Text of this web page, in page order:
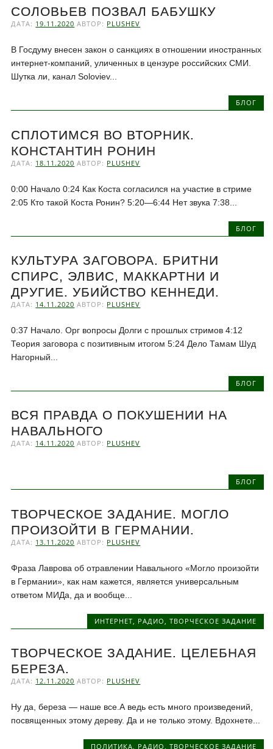
СОЛОВЬЕВ ПОЗВАЛ БАБУШКУ
ДАТА: 19.11.2020 АВТОР: PLUSHEV
В Госдуму внесен закон о санкциях в отношении иностранных
интернет-компаний, уличенных в цензуре российских СМИ.
Шутка ли, канал Soloviev...
БЛОГ
СПЛОТИМСЯ ВО ВТОРНИК.
КОНСТАНТИН РОНИН
ДАТА: 18.11.2020 АВТОР: PLUSHEV
0:00 Начало 0:24 Как Коста согласился на участие в стриме
2:05 Кто такой Коста Ронин? 5:20—6:44 Нет звука 7:38...
БЛОГ
КУЛЬТУРА ЗАГОВОРА. БРИТНИ
СПИРС, ЭЛВИС, МАККАРТНИ И
ДРУГИЕ. УБИЙСТВО КЕННЕДИ.
ДАТА: 14.11.2020 АВТОР: PLUSHEV
0:37 Начало. Орг вопросы Долги с прошлых стримов 4:12
Теория заговора с позитивным итогом 5:24 Дело Тамам Шуд
Нагорный...
БЛОГ
ВСЯ ПРАВДА О ПОКУШЕНИИ НА
НАВАЛЬНОГО
ДАТА: 14.11.2020 АВТОР: PLUSHEV
БЛОГ
ТВОРЧЕСКОЕ ЗАДАНИЕ. МОГЛО
ПРОИЗОЙТИ В ГЕРМАНИИ.
ДАТА: 13.11.2020 АВТОР: PLUSHEV
Фраза Лаврова об отравлении Навального «Могло произойти
в Германии», как нам кажется, является универсальным
ответом МИДа, да и вообще...
ИНТЕРНЕТ РАДИО ТВОРЧЕСКОЕ ЗАДАНИЕ
ТВОРЧЕСКОЕ ЗАДАНИЕ. ЦЕЛЕБНАЯ
БЕРЕЗА.
ДАТА: 12.11.2020 АВТОР: PLUSHEV
Ну да, береза — наше все.А ведь есть много произведений,
посвященных этому дереву. Да и не только этому. Вдохнете...
ПОЛИТИКА, РАДИО, ТВОРЧЕСКОЕ ЗАДАНИЕ